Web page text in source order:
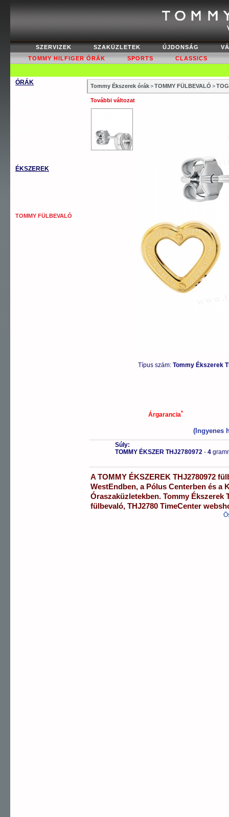
SZERVIZEK SZAKÜZLETEK ÚJDONSÁG
TOMMY HILFIGER ÓRÁK
SPORTS CLASSICS
ÓRÁK
ÉKSZEREK
TOMMY FÜLBEVALÓ
Tommy Ékszerek órák>TOMMY FÜLBEVALÓ >
További változat
Típus szám: Tommy Ékszerek
Árgarancia*
(Ingyenes
Súly:
TOMMY ÉKSZER THJ2780972 - 4
ATOMMY ÉKSZEREK THJ2780972
WestEndben, a Pólus Centerben és a
Óraszaküzletekben.Tommy Ékszerek
fülbevaló,THJ2780 TimeCenter